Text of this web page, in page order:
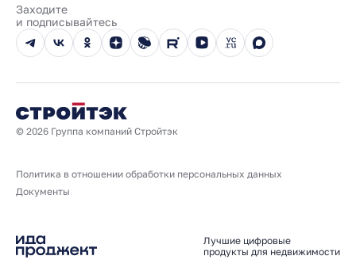
Реализованные проекты
Вопросы и ответы
Новости
Юбилейный год
Заходите
и подписывайтесь
© 2026 Группа компаний Стройтэк
Политика в отношении обработки персональных данных
Документы
Лучшие цифровые
продукты для недвижимости